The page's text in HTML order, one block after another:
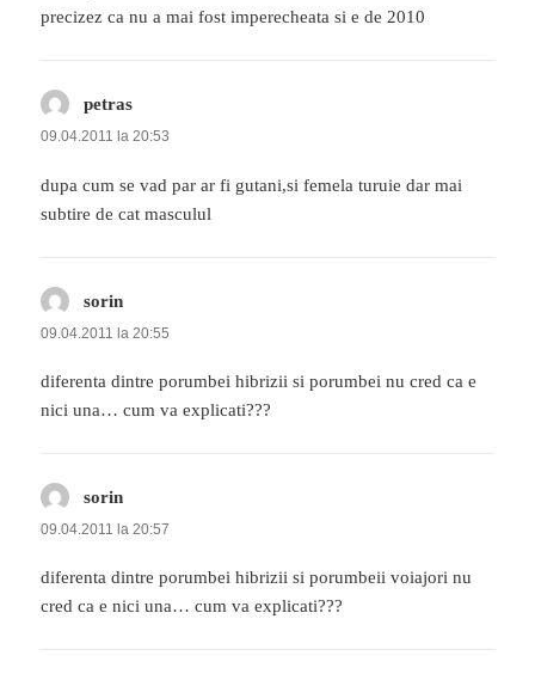
precizez ca nu a mai fost imperecheata si e de 2010
petras
09.04.2011 la 20:53
dupa cum se vad par ar fi gutani,si femela turuie dar mai
subtire de cat masculul
sorin
09.04.2011 la 20:55
diferenta dintre porumbei hibrizii si porumbei nu cred ca e
nici una… cum va explicati???
sorin
09.04.2011 la 20:57
diferenta dintre porumbei hibrizii si porumbeii voiajori nu
cred ca e nici una… cum va explicati???